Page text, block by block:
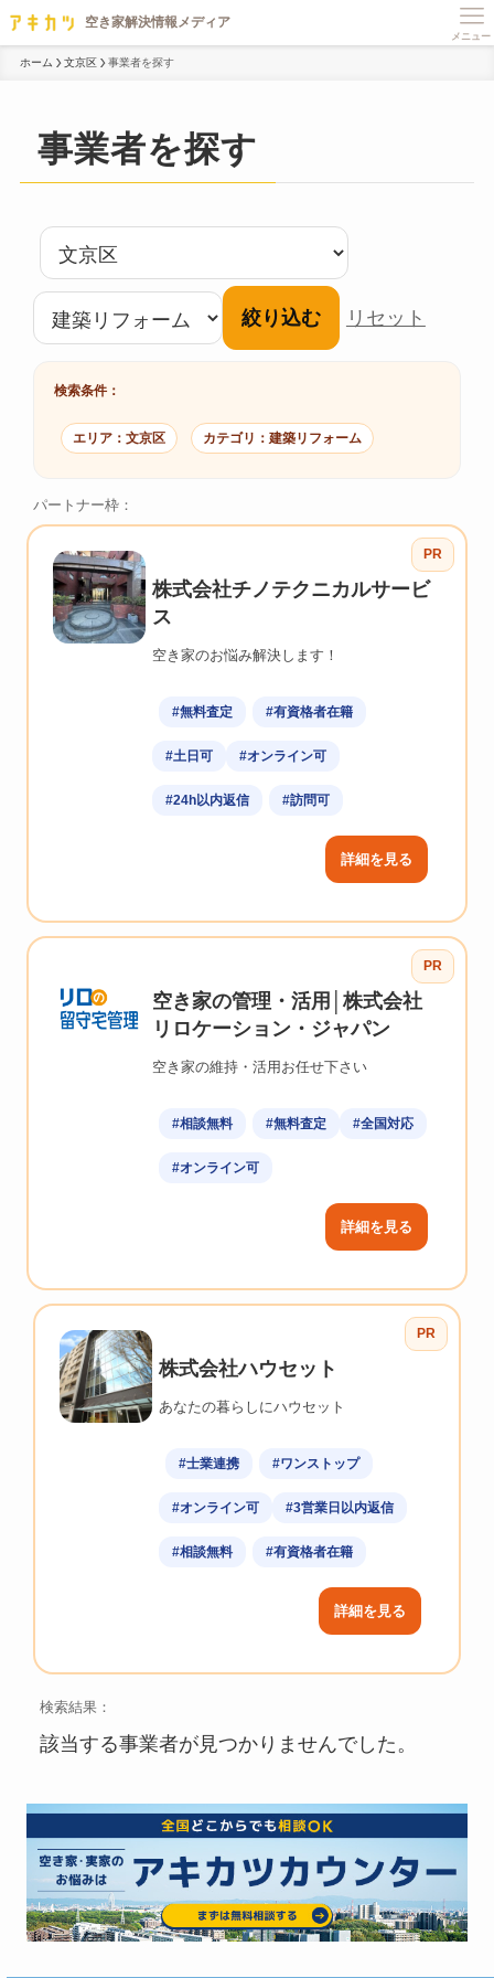
メニュー
ホーム 文京区 事業者を探す
事業者を探す
絞り込む リセット
検索条件：
エリア：文京区 カテゴリ：建築リフォーム
パートナー枠：
PR
株式会社チノテクニカルサービ
ス
空き家のお悩み解決します！
#無料査定 #有資格者在籍
#土日可 #オンライン可
#24h以内返信 #訪問可
詳細を見る
PR
空き家の管理・活用│株式会社
リロケーション・ジャパン
空き家の維持・活用お任せ下さい
#相談無料 #無料査定 #全国対応
#オンライン可
詳細を見る
PR
株式会社ハウセット
あなたの暮らしにハウセット
#士業連携 #ワンストップ
#オンライン可 #3営業日以内返信
#相談無料 #有資格者在籍
詳細を見る
検索結果：
該当する事業者が見つかりませんでした。